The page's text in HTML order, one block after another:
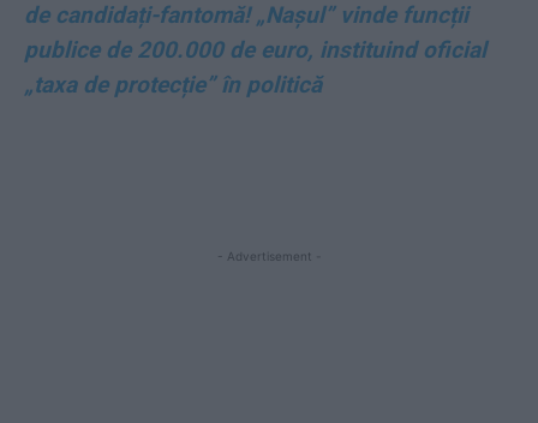
de candidați-fantomă! „Nașul” vinde funcții
publice de 200.000 de euro, instituind oficial
„taxa de protecție” în politică
- Advertisement -